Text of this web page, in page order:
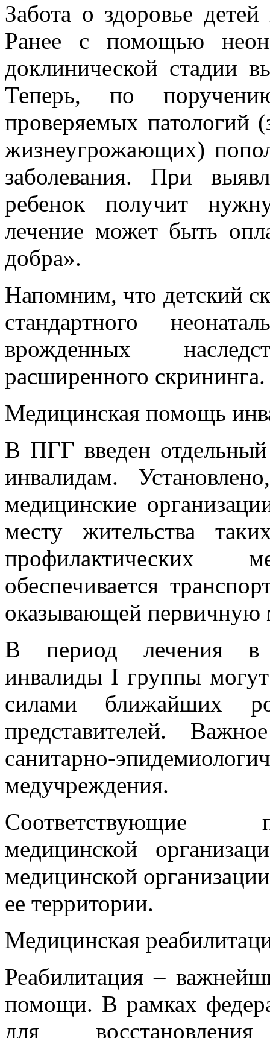
Забота о здоровье
Ранее с помощью
доклинической стадии
Теперь, по
проверяемых патологий
жизнеугрожающих)
заболевания. При
ребенок получит
лечение может быть
добра».
Напомним, что детский
стандартного
врожденных
расширенного скрининга.
Медицинская помощь
В ПГГ введен
инвалидам.
медицинские
месту жительства
обеспечивается
оказывающей
В период лечения в
инвалиды I группы
силами ближайших
представителей.
санитарно-
медучреждения.
Соответствующие
медицинской
медицинской
ее территории.
Медицинская
Реабилитация –
помощи. В рамках
для